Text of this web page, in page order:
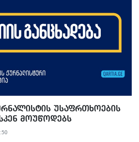
ᲣᲡᲐᲤᲠᲗᲮᲝᲔᲑᲘᲡ
ᲛᲝᲣᲬᲝᲓᲔᲑᲡ